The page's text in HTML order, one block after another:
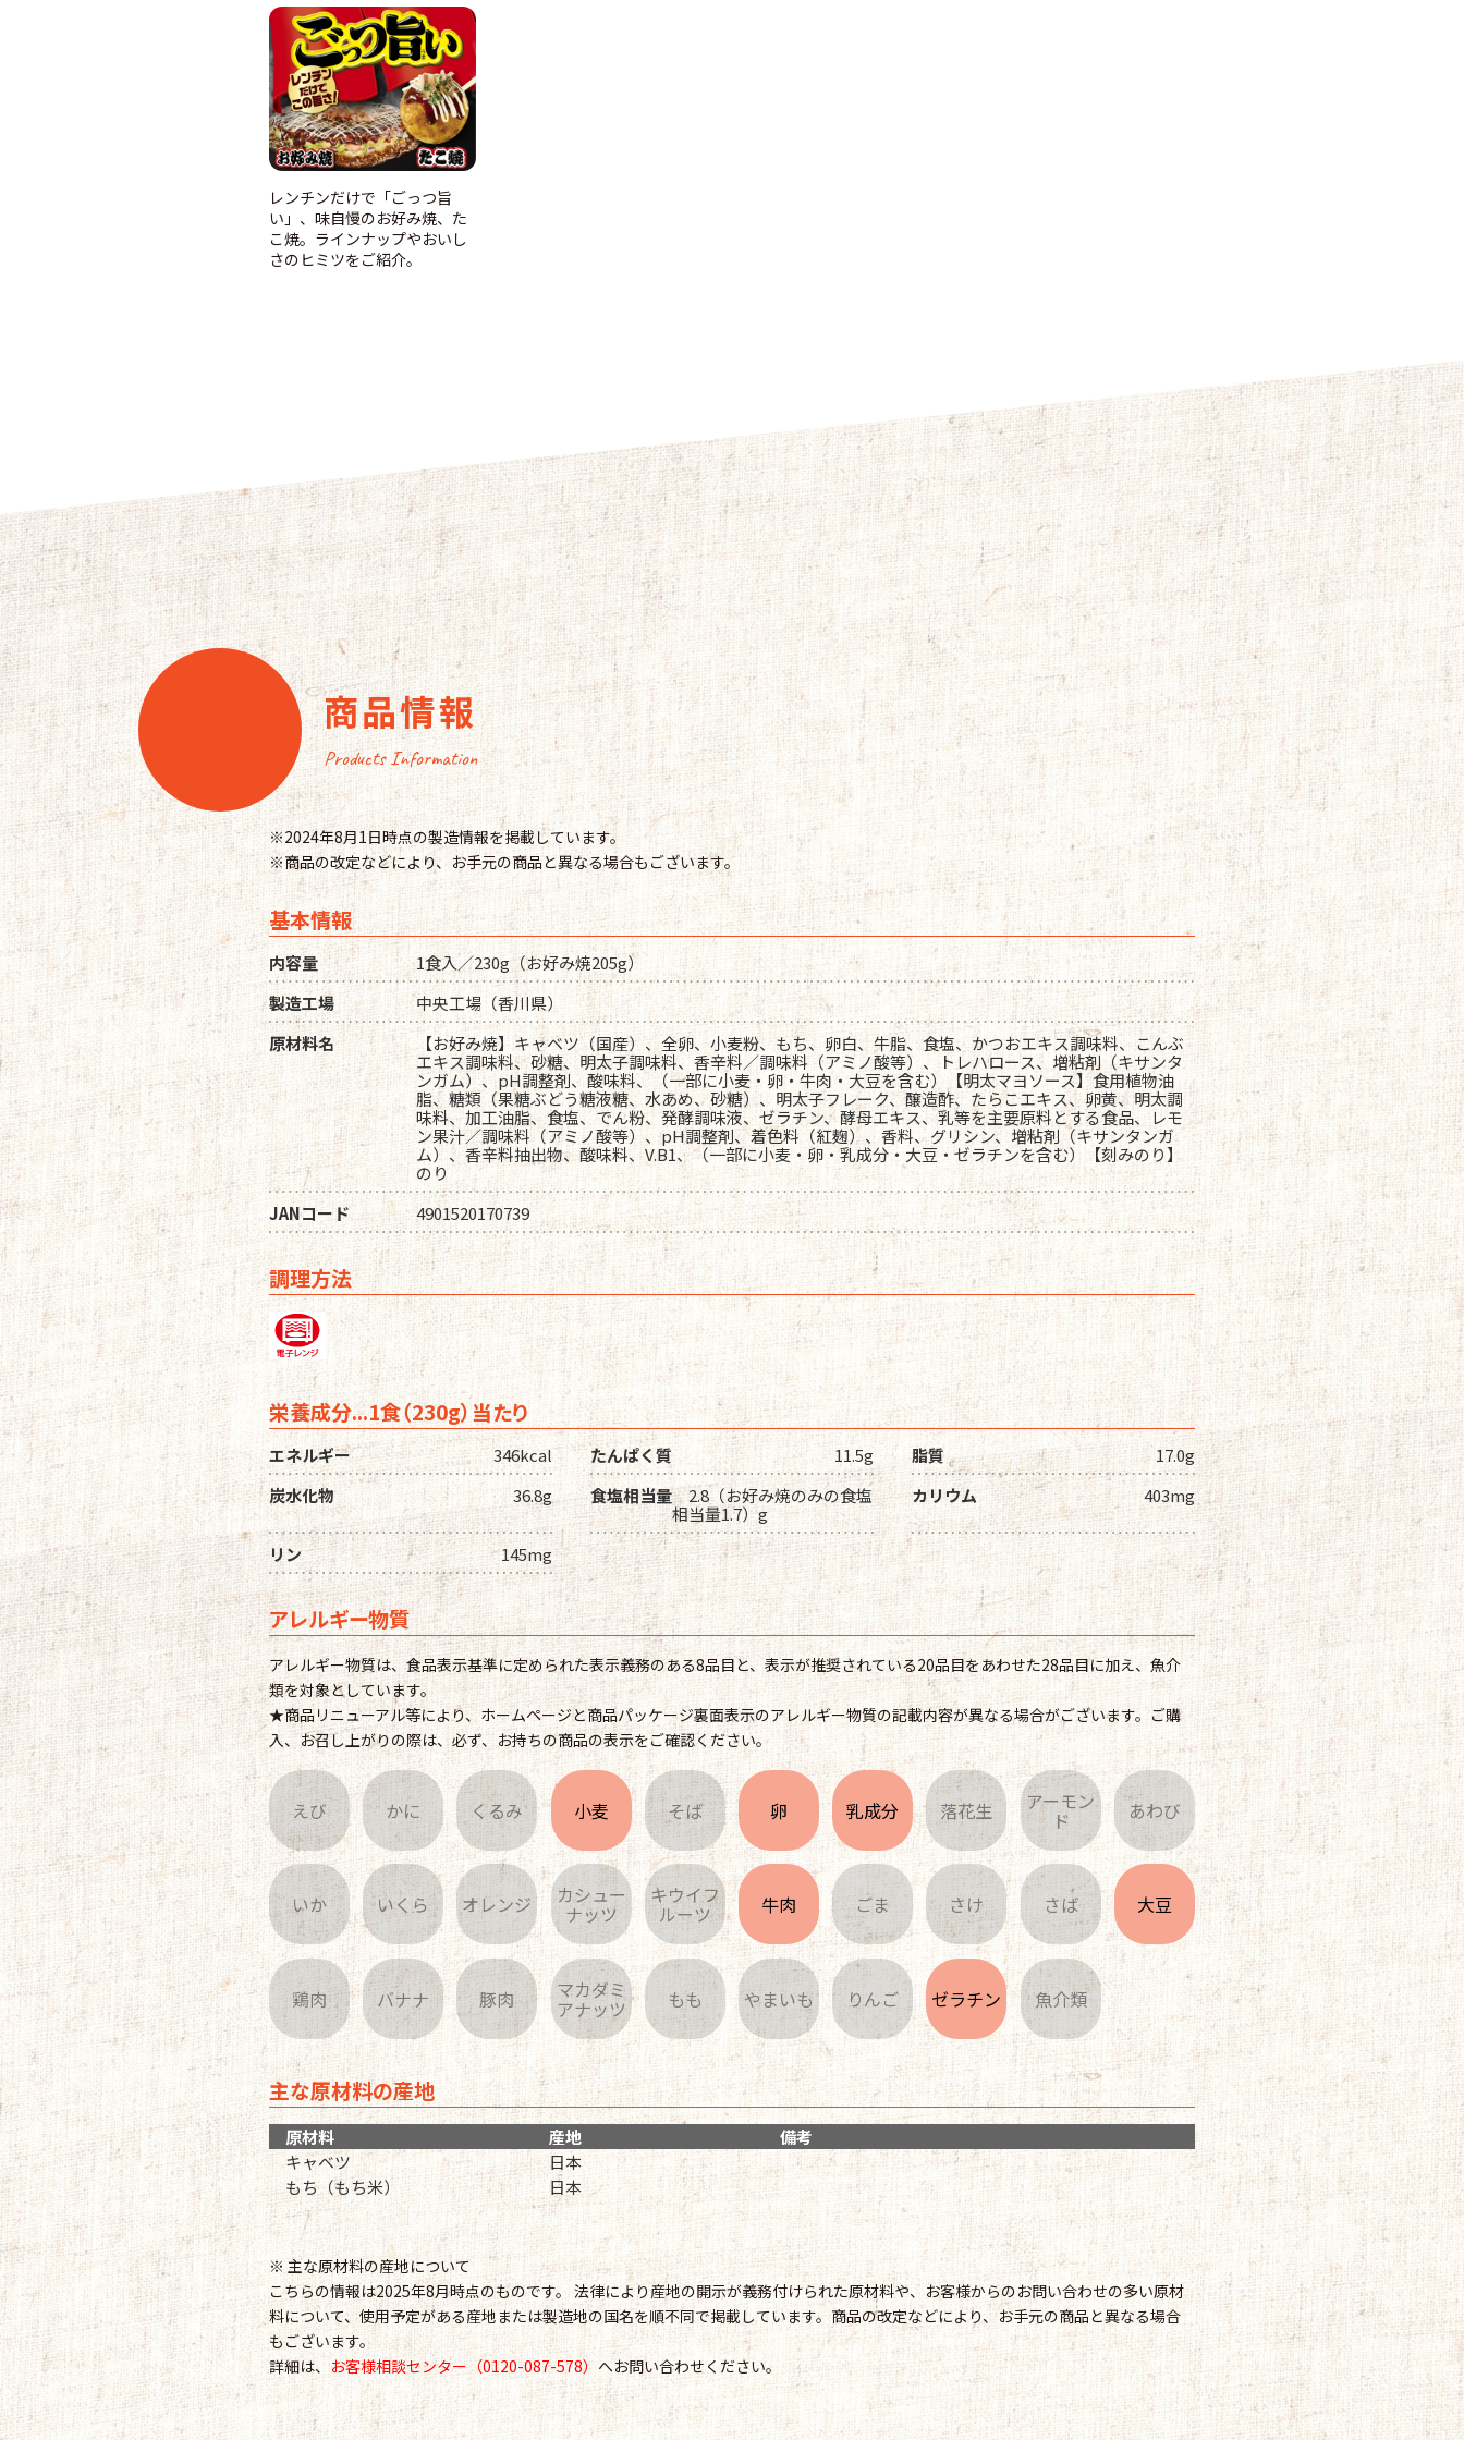
レンチンだけで「ごっつ旨
い」、味自慢のお好み焼、た
こ焼。ラインナップやおいし
さのヒミツをご紹介。
商品情報
Products Information
※2024年8月1日時点の製造情報を掲載しています。
※商品の改定などにより、お手元の商品と異なる場合もございます。
基本情報
内容量
1食入／230g（お好み焼205g）
製造工場
中央工場（香川県）
原材料名
【お好み焼】キャベツ（国産）、全卵、小麦粉、もち、卵白、牛脂、食塩、かつおエキス調味料、こんぶ
エキス調味料、砂糖、明太子調味料、香辛料／調味料（アミノ酸等）、トレハロース、増粘剤（キサンタ
ンガム）、pH調整剤、酸味料、（一部に小麦・卵・牛肉・大豆を含む）【明太マヨソース】食用植物油
脂、糖類（果糖ぶどう糖液糖、水あめ、砂糖）、明太子フレーク、醸造酢、たらこエキス、卵黄、明太調
味料、加工油脂、食塩、でん粉、発酵調味液、ゼラチン、酵母エキス、乳等を主要原料とする食品、レモ
ン果汁／調味料（アミノ酸等）、pH調整剤、着色料（紅麹）、香料、グリシン、増粘剤（キサンタンガ
ム）、香辛料抽出物、酸味料、V.B1、（一部に小麦・卵・乳成分・大豆・ゼラチンを含む）【刻みのり】
のり
JANコード
4901520170739
調理方法
栄養成分...1食（230g）当たり
エネルギー 346kcal たんぱく質 11.5g 脂質
17.0g
炭水化物
36.8g 食塩相当量2.8（お好み焼のみの食塩
相当量1.7）g
カリウム 403mg
リン 145mg
アレルギー物質
アレルギー物質は、食品表示基準に定められた表示義務のある8品目と、表示が推奨されている20品目をあわせた28品目に加え、魚介
類を対象としています。
★商品リニューアル等により、ホームページと商品パッケージ裏面表示のアレルギー物質の記載内容が異なる場合がございます。ご購
入、お召し上がりの際は、必ず、お持ちの商品の表示をご確認ください。
えび かに くるみ 小麦 そば 卵 乳成分 落花生 アーモン
ド あわび
いか いくら オレンジ カシュー
ナッツ
キウイフ
ルーツ 牛肉 ごま さけ さば 大豆
鶏肉 バナナ 豚肉 マカダミ
アナッツ もも やまいも りんご ゼラチン 魚介類
主な原材料の産地
原材料 産地
備考
キャベツ
日本
もち（もち米）
日本
※ 主な原材料の産地について
こちらの情報は2025年8月時点のものです。 法律により産地の開示が義務付けられた原材料や、お客様からのお問い合わせの多い原材
料について、使用予定がある産地または製造地の国名を順不同で掲載しています。商品の改定などにより、お手元の商品と異なる場合
もございます。
詳細は、 お客様相談センター（0120-087-578） へお問い合わせください。